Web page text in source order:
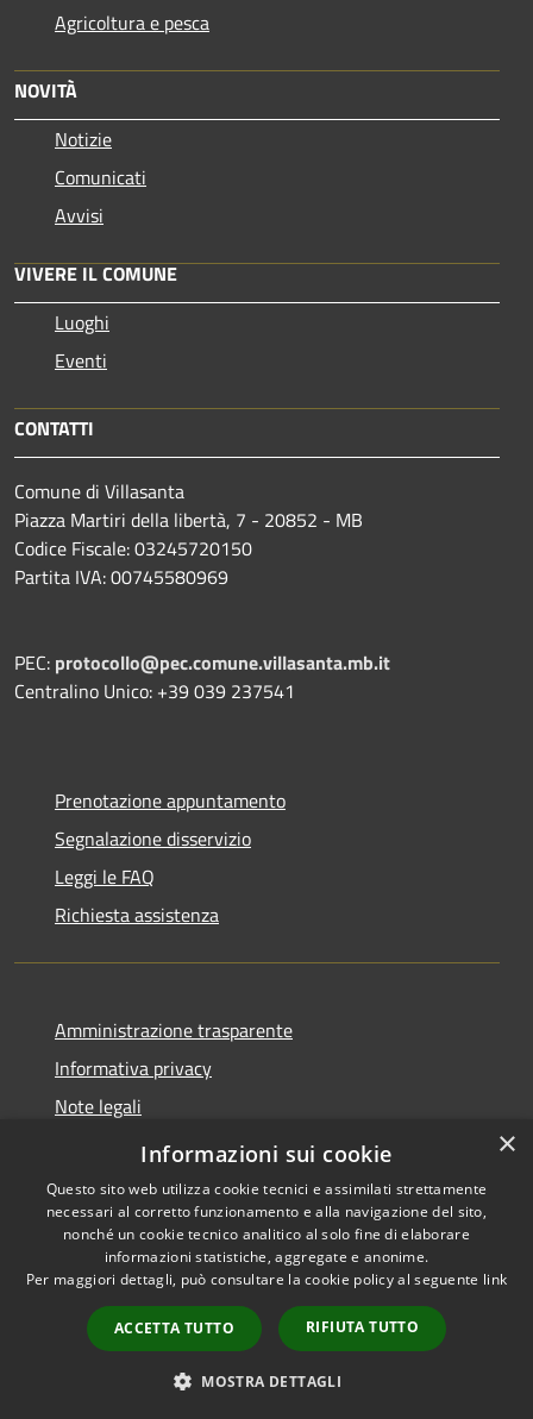
Agricoltura e pesca
NOVITÀ
Notizie
Comunicati
Avvisi
VIVERE IL COMUNE
Luoghi
Eventi
CONTATTI
Comune di Villasanta
Piazza Martiri della libertà, 7 - 20852 - MB
Codice Fiscale: 03245720150
Partita IVA: 00745580969
PEC: protocollo@pec.comune.villasanta.mb.it
Centralino Unico: +39 039 237541
Prenotazione appuntamento
Segnalazione disservizio
Leggi le FAQ
Richiesta assistenza
Amministrazione trasparente
Informativa privacy
Note legali
Dichiarazione di accessibilità
Accessibilità
Copyright © 2026 • Comune di
Villasanta • Powered by
Municipium•
Accesso
redazione
×
Informazioni sui cookie
Questo sito web utilizza cookie tecnici e assimilati strettamente
necessari al corretto funzionamento e alla navigazione del sito,
nonché un cookie tecnico analitico al solo fine di elaborare
informazioni statistiche, aggregate e anonime.
Per maggiori dettagli, può consultare la cookie policy al seguente link
ACCETTA TUTTO RIFIUTA TUTTO
MOSTRA DETTAGLI